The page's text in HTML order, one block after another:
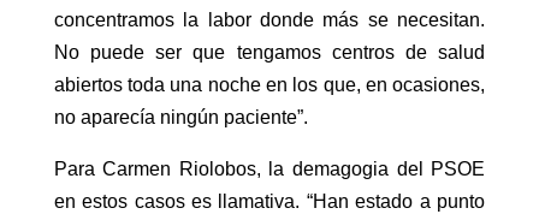
concentramos la labor donde más se necesitan.
No puede ser que tengamos centros de salud
abiertos toda una noche en los que, en ocasiones,
no aparecía ningún paciente”.
Para Carmen Riolobos, la demagogia del PSOE
en estos casos es llamativa. “Han estado a punto